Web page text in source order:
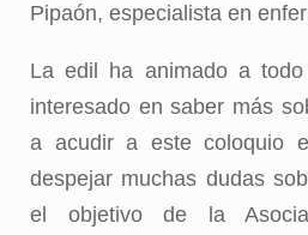
Pipaón, especialista en
La edil ha animado a
interesado en saber más
a acudir a este coloquio
despejar muchas dudas
el objetivo de la